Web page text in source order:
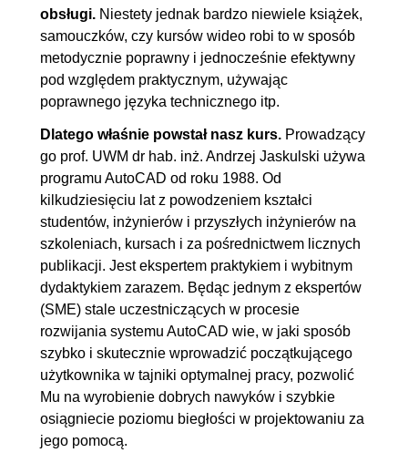
7.2. Prostokąt
00:07:51
7.3. Wielkąt foremny
('wielobok')
00:06:13
7.4. Obiekty opisowe i
7.5. Obiekty tekstowe (napisy)
00:16:07
7.6. Kreskowanie
8. Narzędzia rysowania
precyzyjnego
00:24:49
8.1. Tryby lokalizacji
00:12:28
8.2. Ćwiczenia projektowe
przejściowe
9. Sterowanie wyświetlaniem 2D 00:08:16
9.1. Sterowanie wyświetlaniem
2D
00:08:16
obsługi. Niestety jednak bardzo niewiele książek,
samouczków, czy kursów wideo robi to w sposób
metodycznie poprawny i jednocześnie efektywny
pod względem praktycznym, używając
poprawnego języka technicznego itp.
Dlatego właśnie powstał nasz kurs. Prowadzący
go prof. UWM dr hab. inż. Andrzej Jaskulski używa
programu AutoCAD od roku 1988. Od
kilkudziesięciu lat z powodzeniem kształci
studentów, inżynierów i przyszłych inżynierów na
szkoleniach, kursach i za pośrednictwem licznych
publikacji. Jest ekspertem praktykiem i wybitnym
dydaktykiem zarazem. Będąc jednym z ekspertów
(SME) stale uczestniczących w procesie
rozwijania systemu AutoCAD wie, w jaki sposób
szybko i skutecznie wprowadzić początkującego
użytkownika w tajniki optymalnej pracy, pozwolić
Mu na wyrobienie dobrych nawyków i szybkie
osiągniecie poziomu biegłości w projektowaniu za
jego pomocą.